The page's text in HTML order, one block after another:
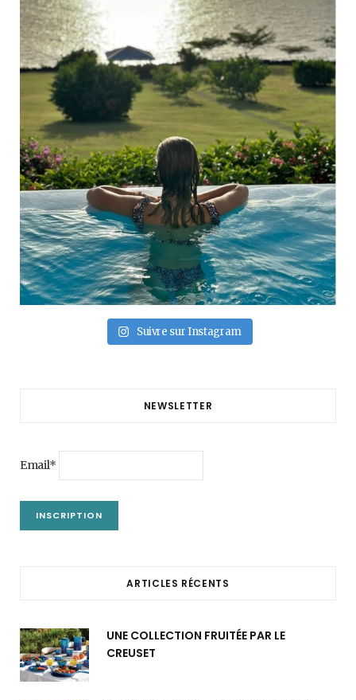
Suivre sur Instagram
NEWSLETTER
Email*
ARTICLES RÉCENTS
UNE COLLECTION FRUITÉE PAR LE
CREUSET